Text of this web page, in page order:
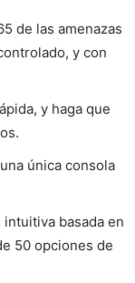
de las amenazas
y con
y haga que
única consola
basada en
50 opciones de